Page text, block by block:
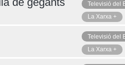
Televisió del
La Xarxa +
Televisió del
La Xarxa +